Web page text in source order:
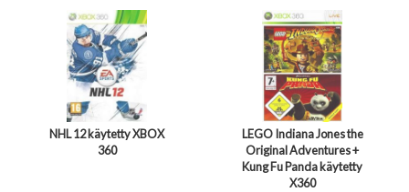
NHL 12 käytetty XBOX
360
LEGO Indiana Jones the
Original Adventures +
Kung Fu Panda käytetty
X360